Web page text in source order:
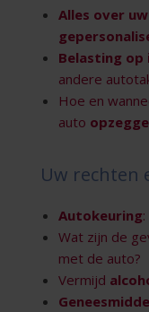
Alles over uw
Belasting
andere
Hoe en
auto
Uw rechten
Autokeuring
Wat zijn de
met de auto?
Vermijd